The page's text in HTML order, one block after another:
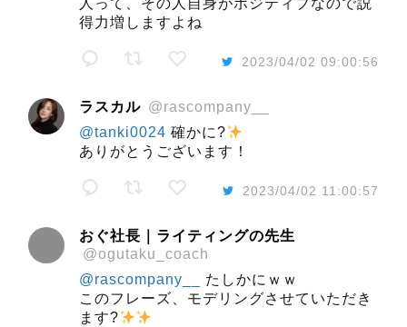
人って、その人自身がポジティブなので説
得力増しますよね
2023/04/02 09:00:56
ラスカル @rascompany__
@tanki0024 確かに?
ありがとうございます！
2023/04/02 11:00:57
おぐ社長｜ライティングの先生
@ogutaku_coach
@rascompany__
たしかにｗｗ
このフレーズ、モデリングさせていただき
ます?